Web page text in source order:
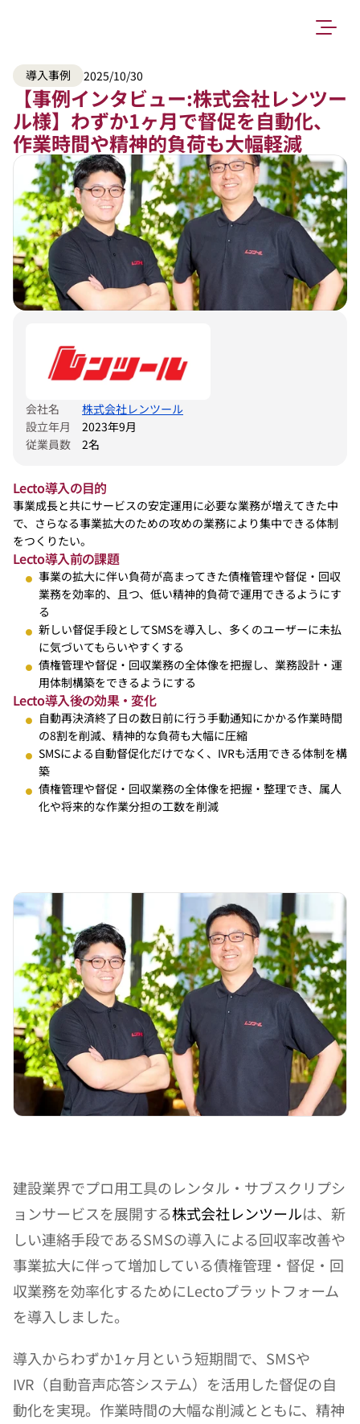
導入事例 2025/10/30
【事例インタビュー:株式会社レンツー
ル様】わずか1ヶ月で督促を自動化、
作業時間や精神的負荷も大幅軽減
会社名
株式会社レンツール
設立年月
2023年9月
従業員数
2名
Lecto導入の目的
事業成長と共にサービスの安定運用に必要な業務が増えてきた中
で、さらなる事業拡大のための攻めの業務により集中できる体制
をつくりたい。
Lecto導入前の課題
事業の拡大に伴い負荷が高まってきた債権管理や督促・回収
業務を効率的、且つ、低い精神的負荷で運用できるようにす
る
新しい督促手段としてSMSを導入し、多くのユーザーに未払
に気づいてもらいやすくする
債権管理や督促・回収業務の全体像を把握し、業務設計・運
用体制構築をできるようにする
Lecto導入後の効果・変化
自動再決済終了日の数日前に行う手動通知にかかる作業時間
の8割を削減、精神的な負荷も大幅に圧縮
SMSによる自動督促化だけでなく、IVRも活用できる体制を構
築
債権管理や督促・回収業務の全体像を把握・整理でき、属人
化や将来的な作業分担の工数を削減
建設業界でプロ用工具のレンタル・サブスクリプシ
ョンサービスを展開する株式会社レンツールは、新
しい連絡手段であるSMSの導入による回収率改善や
事業拡大に伴って増加している債権管理・督促・回
収業務を効率化するためにLectoプラットフォーム
を導入しました。
導入からわずか1ヶ月という短期間で、SMSや
IVR（自動音声応答システム）を活用した督促の自
動化を実現。作業時間の大幅な削減とともに、精神